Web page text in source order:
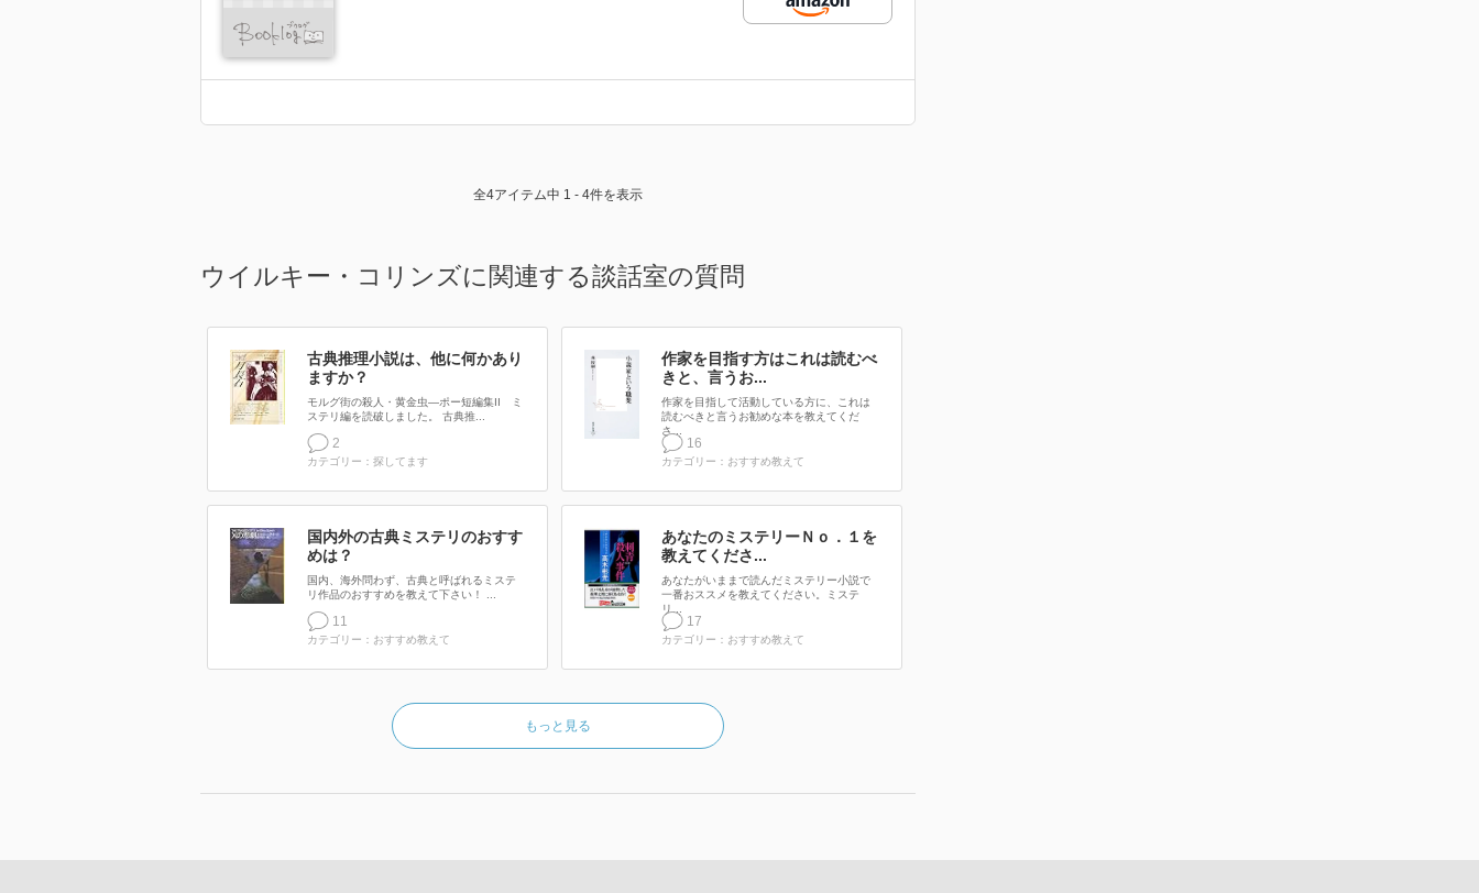
全4アイテム中 1 - 4件を表示
ウイルキー・コリンズに関連する談話室の質問
古典推理小説は、他に何かあり
ますか？
モルグ街の殺人・黄金虫―ポー短編集II ミ
ステリ編を読破しました。 古典推...
2
カテゴリー：探してます
作家を目指す方はこれは読むべ
きと、言うお...
作家を目指して活動している方に、これは
読むべきと言うお勧めな本を教えてくだ
さ...
16
カテゴリー：おすすめ教えて
国内外の古典ミステリのおすす
めは？
国内、海外問わず、古典と呼ばれるミステ
リ作品のおすすめを教えて下さい！ ...
11
カテゴリー：おすすめ教えて
あなたのミステリーＮｏ．１を
教えてくださ...
あなたがいままで読んだミステリー小説で
一番おススメを教えてください。ミステ
リ...
17
カテゴリー：おすすめ教えて
もっと見る